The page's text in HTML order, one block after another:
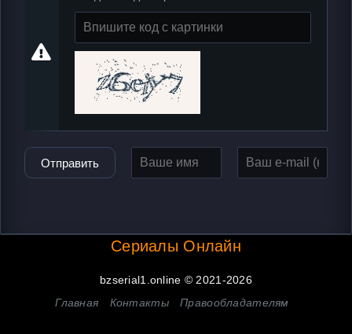
Отправить
Сериалы Онлайн
bzserial1.online © 2021-2026
Главная
Контакты Правообладателям